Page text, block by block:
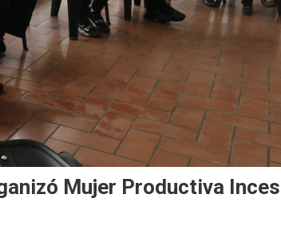
Mujer Productiva Inces